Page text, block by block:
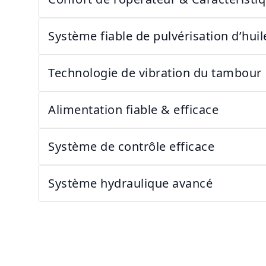
Système fiable de pulvérisation
Technologie de vibration du tambour
Alimentation fiable & efficace
Système de contrôle efficace
Système hydraulique avancé